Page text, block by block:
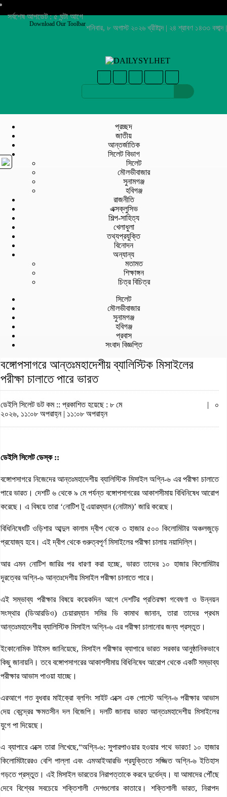
সর্বশেষ আপডেট : ৫ ঘন্টা আগে
শনিবার, ৮ অগাস্ট ২০২৬ খ্রীষ্টাব্দ | ২৪ শ্রাবণ ১৪৩৩ বঙ্গাব্দ |
Download Our Toolbar
প্রচ্ছদ
জাতীয়
আন্তর্জাতিক
সিলেট বিভাগ
সিলেট
মৌলভীবাজার
সুনামগঞ্জ
হবিগঞ্জ
রাজনীতি
এক্সক্লুসিভ
শিল্প-সাহিত্য
খেলাধুলা
তথ্যপ্রযুক্তি
বিনোদন
অন্যান্য
মতামত
শিক্ষাঙ্গন
চিত্র বিচিত্র
সিলেট
মৌলভীবাজার
সুনামগঞ্জ
হবিগঞ্জ
প্রবাস
সংবাদ বিজ্ঞপ্তি
বঙ্গোপসাগরে আন্তঃমহাদেশীয় ব্যালিস্টিক মিসাইলের
পরীক্ষা চালাতে পারে ভারত
ডেইলি সিলেট ডট কম :: প্রকাশিত হয়েছে : ৮ মে
২০২৬, ১১:০৮ অপরাহ্ন | ১১:০৮ অপরাহ্ন
| ০
ডেইলি সিলেট ডেস্ক ::
বঙ্গোপসাগরে নিজেদের আন্তঃমহাদেশীয় ব্যালিস্টিক মিসাইল অগ্নি-৬ এর পরীক্ষা চালাতে
পারে ভারত। দেশটি ৬ থেকে ৯ মে পর্যন্ত বঙ্গোপসাগরের আকাশসীমায় বিধিনিষেধ আরোপ
করেছে। এ বিষয়ে তারা ‘নোটিশ টু এয়ারম্যান (নোটাম)’ জারি করেছে।
বিধিনিষেধটি ওড়িশার আব্দুল কালাম দ্বীপ থেকে ৩ হাজার ৫০০ কিলোমিটার অঞ্চলজুড়ে
প্রযোজ্য হবে। এই দ্বীপ থেকে গুরুত্বপূর্ণ মিসাইলের পরীক্ষা চালায় নয়াদিল্লি।
আর এমন নোটিশ জারির পর ধারণা করা হচ্ছে, ভারত তাদের ১০ হাজার কিলোমিটার
দূরত্বের অগ্নি-৬ আন্তঃদেশীয় মিসাইল পরীক্ষা চালাতে পারে।
এই সম্ভাব্য পরীক্ষার বিষয়ে কয়েকদিন আগে দেশটির প্রতিরক্ষা গবেষণা ও উন্নয়ন
সংস্থার (ডিআরডিও) চেয়ারম্যান সমির ভি কামাথ জানান, তারা তাদের প্রথম
আন্তঃমহাদেশীয় ব্যালিস্টিক মিসাইল অগ্নি-৬ এর পরীক্ষা চালানোর জন্য প্রস্তুত।
ইকোনোমিক টাইমস জানিয়েছে, মিসাইল পরীক্ষার ব্যাপারে ভারত সরকার আনুষ্ঠানিকভাবে
কিছু জানায়নি। তবে বঙ্গোপসাগরের আকাশসীমায় বিধিনিষেধ আরোপ থেকে একটি সম্ভাব্য
পরীক্ষার আভাস পাওয়া যাচ্ছে।
এরআগে গত বুধবার মাইক্রো ব্লগিং সাইট এক্সে এক পোস্টে অগ্নি-৬ পরীক্ষার আভাস
দেয় কেন্দ্রের ক্ষমতসীন দল বিজেপি। দলটি জানায় ভারত আন্তঃমহাদেশীয় মিসাইলের
যুগে পা দিয়েছে।
এ ব্যাপারে এক্সে তারা লিখেছে,“অগ্নি-৬: সুপারপাওয়ার হওয়ার পথে ভারত! ১০ হাজার
কিলোমিটারেরও বেশি পাল্লা এবং এমআইআরভি প্রযুক্তিতে সজ্জিত অগ্নি-৬ ইতিহাস
গড়তে প্রস্তুত। এই মিসাইল ভারতের নিরাপত্তাকে করবে দুর্ভেদ্য। যা আমাদের পৌঁছে
দেবে বিশ্বের সবচেয়ে শক্তিশালী দেশগুলোর কাতারে। শক্তিশালী ভারত, নিরাপদ